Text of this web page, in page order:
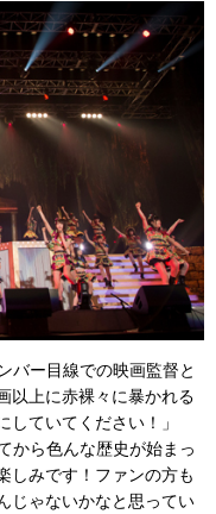
バー目線での映画監督と
以上に赤裸々に暴かれる
ていてください！」
から色んな歴史が始まっ
しみです！ファンの方も
じゃないかなと思ってい